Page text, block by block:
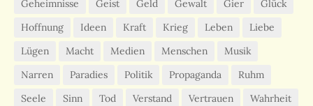
Geheimnisse Geist Geld Gewalt Gier
Glück
Hoffnung
Ideen Kraft Krieg Leben
Liebe
Lügen
Macht Medien Menschen
Musik
Narren
Paradies Politik Propaganda
Ruhm
Seele
Sinn Tod Verstand Vertrauen
Wahrheit